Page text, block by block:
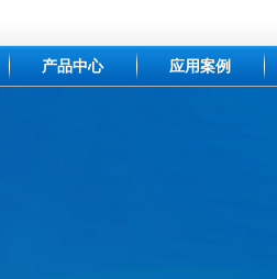
产品中心 应用案例